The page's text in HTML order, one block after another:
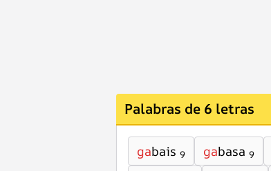
Palabras de 6 letras
gabais 9 gabasa 9